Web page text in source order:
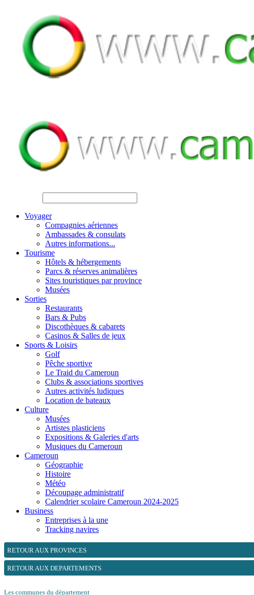
Voyager
Compagnies aériennes
Ambassades & consulats
Autres informations...
Tourisme
Hôtels & hébergements
Parcs & réserves animalières
Sites touristiques par province
Musées
Sorties
Restaurants
Bars & Pubs
Discothèques & cabarets
Casinos & Salles de jeux
Sports & Loisirs
Golf
Pêche sportive
Le Traid du Cameroun
Clubs & associations sportives
Autres activités ludiques
Location de bateaux
Culture
Musées
Artistes plasticiens
Expositions & Galeries d'arts
Musiques du Cameroun
Cameroun
Géographie
Histoire
Météo
Découpage administratif
Calendrier scolaire Cameroun 2024-2025
Business
Entreprises à la une
Tracking navires
RETOUR AUX PROVINCES
RETOUR AUX DEPARTEMENTS
Les communes du département